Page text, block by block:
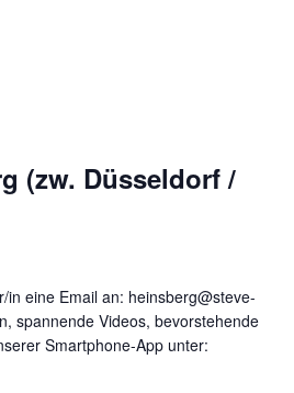
(zw. Düsseldorf /
eine Email an: heinsberg@steve-
spannende Videos, bevorstehende
Smartphone-App unter: